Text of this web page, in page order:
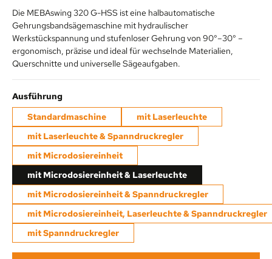
Die MEBAswing 320 G-HSS ist eine halbautomatische
Gehrungsbandsägemaschine mit hydraulischer
Werkstückspannung und stufenloser Gehrung von 90°–30° –
ergonomisch, präzise und ideal für wechselnde Materialien,
Querschnitte und universelle Sägeaufgaben.
Ausführungauswählen
Standardmaschine
mit Laserleuchte
mit Laserleuchte & Spanndruckregler
mit Microdosiereinheit
mit Microdosiereinheit & Laserleuchte
mit Microdosiereinheit & Spanndruckregler
mit Microdosiereinheit, Laserleuchte & Spanndruckregler
mit Spanndruckregler